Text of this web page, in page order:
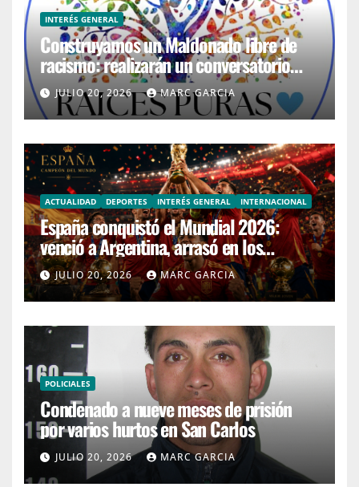
s
s
p
e
o
r
e
n
t
e
r
e
t
INTERÉS GENERAL
Construyamos un Maldonado libre de
racismo: realizarán un conversatorio
abierto en San Carlos por el Mes de la
Afrodescendencia
JULIO 20, 2026 MARC GARCIA
ACTUALIDAD DEPORTES INTERÉS GENERAL INTERNACIONAL
España conquistó el Mundial 2026:
venció a Argentina, arrasó en los
premios y celebró su segunda estrella
JULIO 20, 2026 MARC GARCIA
POLICIALES
Condenado a nueve meses de prisión
por varios hurtos en San Carlos
JULIO 20, 2026 MARC GARCIA